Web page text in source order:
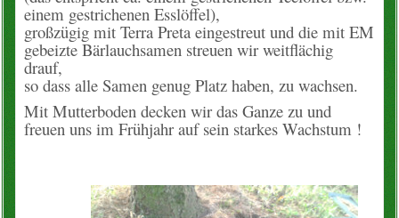
Wissenslexikon
EM-Info
Rezepte
einem gestrichenen Esslöffel),
großzügig mit Terra Preta eingestreut und die mit EM
gebeizte Bärlauchsamen streuen wir weitflächig
drauf,
so dass alle Samen genug Platz haben, zu wachsen.
Mit Mutterboden decken wir das Ganze zu und
freuen uns im Frühjahr auf sein starkes Wachstum !